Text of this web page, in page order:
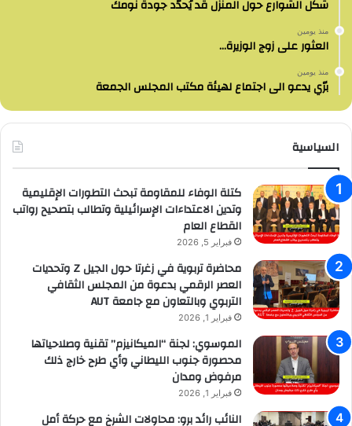
شكل الشوارع حول المنزل قد يُحدّد جودة نومك
منذ يومين
العثور على زوج الوزيرة…
منذ يومين
برّي يدعو الى اجتماع لهيئة مكتب المجلس الجمعة
السياسية
كتلة الوفاء للمقاومة تبحث التطورات الإقليمية
وتدين الاعتداءات الإسرائيلية وتطالب بتصحيح رواتب
القطاع العام
فبراير 5, 2026
محاضرة تربوية في زغرتا حول الجيل Z وتحديات
العصر الرقمي بدعوة من المجلس الثقافي
التربوي وبالتعاون مع جامعة AUT
فبراير 1, 2026
الموسوي: لجنة “الميكانيزم” تقنية وصلاحياتها
محصورة جنوب الليطاني وأي طرح خارج ذلك
مرفوض ومدان
فبراير 1, 2026
النائب رائد برو: محاولات الشرخ مع حركة أمل